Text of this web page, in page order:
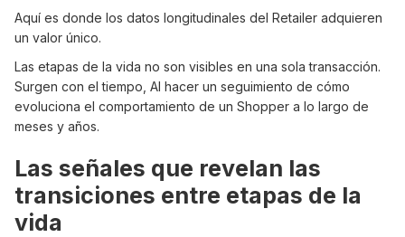
Aquí es donde los datos longitudinales del Retailer adquieren
un valor único.
Las etapas de la vida no son visibles en una sola transacción.
Surgen con el tiempo, AI hacer un seguimiento de cómo
evoluciona el comportamiento de un Shopper a lo largo de
meses y años.
Las señales que revelan las
transiciones entre etapas de la
vida